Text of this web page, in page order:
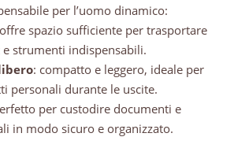
per l’uomo dinamico:
spazio sufficiente per trasportare
strumenti indispensabili.
: compatto e leggero, ideale per
personali durante le uscite.
per custodire documenti e
in modo sicuro e organizzato.